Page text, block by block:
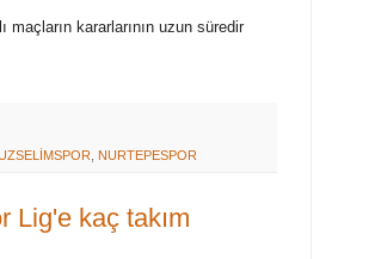
kararlarının uzun süredir
NURTEPESPOR
Lig'e kaç takım